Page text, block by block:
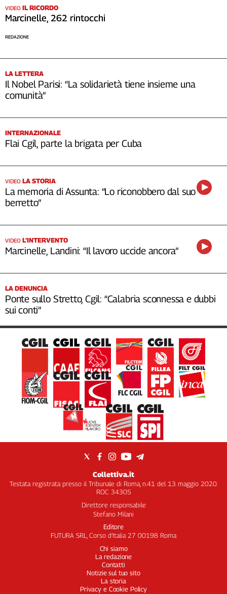
VIDEO IL RICORDO
Marcinelle, 262 rintocchi
REDAZIONE
LA LETTERA
Il Nobel Parisi: “La solidarietà tiene insieme una
comunità”
INTERNAZIONALE
Flai Cgil, parte la brigata per Cuba
VIDEO LA STORIA
La memoria di Assunta: “Lo riconobbero dal suo
berretto”
VIDEO L’INTERVENTO
Marcinelle, Landini: “Il lavoro uccide ancora”
LA DENUNCIA
Ponte sullo Stretto, Cgil: “Calabria sconnessa e dubbi
sui conti”
Collettiva.it
Testata registrata presso il Tribunale di Roma, n.41 del 13 maggio 2020.
ROC 34305
Direttore responsabile
Stefano Milani
Editore
FUTURA SRL, Corso d’Italia 27 00198 Roma
Chi siamo
La redazione
Contatti
Notizie sul tuo sito
La storia
Privacy e Cookie Policy